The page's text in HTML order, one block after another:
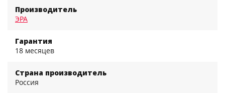
Производитель
ЭРА
Гарантия
18 месяцев
Страна производитель
Россия